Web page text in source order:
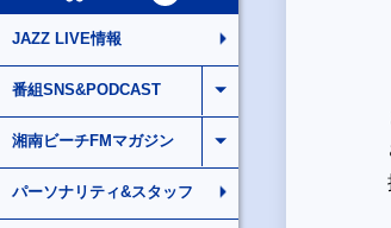
JAZZ LIVE情報
番組SNS&PODCAST
湘南ビーチFMマガジン
パーソナリティ&スタッフ